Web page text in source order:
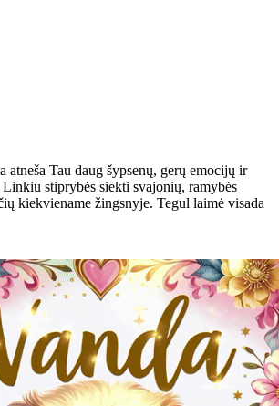
atneša Tau daug šypsenų, gerų emocijų ir
stiprybės siekti svajonių, ramybės
kiekviename žingsnyje. Tegul laimė visada